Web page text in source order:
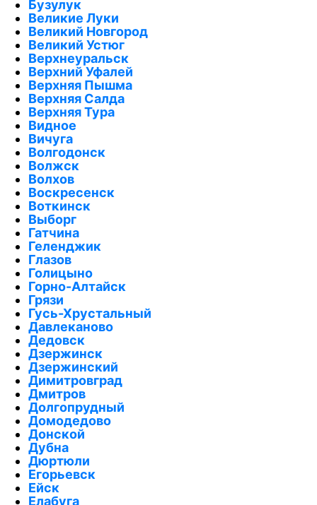
Бузулук
Великие Луки
Великий Новгород
Великий Устюг
Верхнеуральск
Верхний Уфалей
Верхняя Пышма
Верхняя Салда
Верхняя Тура
Видное
Вичуга
Волгодонск
Волжск
Волхов
Воскресенск
Воткинск
Выборг
Гатчина
Геленджик
Глазов
Голицыно
Горно-Алтайск
Грязи
Гусь-Хрустальный
Давлеканово
Дедовск
Дзержинск
Дзержинский
Димитровград
Дмитров
Долгопрудный
Домодедово
Донской
Дубна
Дюртюли
Егорьевск
Ейск
Елабуга